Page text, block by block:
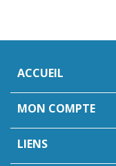
ACCUEIL
MON COMPTE
LIENS